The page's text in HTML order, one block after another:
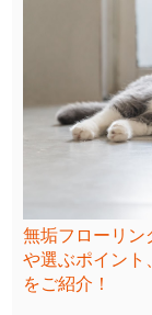
無垢フローリン
や選ぶポイント
をご紹介！